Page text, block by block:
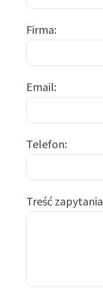
Firma
Email
Telefon
Treść zapytania